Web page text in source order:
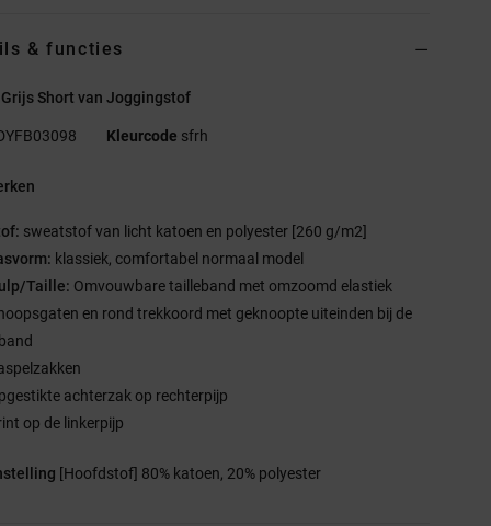
& functies
Short van Joggingstof
Kleurcode sfrh
sweatstof van licht katoen en polyester [260 g/m2]
klassiek, comfortabel normaal model
Taille: Omvouwbare tailleband met omzoomd elastiek
en rond trekkoord met geknoopte uiteinden bij de
achterzak op rechterpijp
op de linkerpijp
[Hoofdstof] 80% katoen, 20% polyester